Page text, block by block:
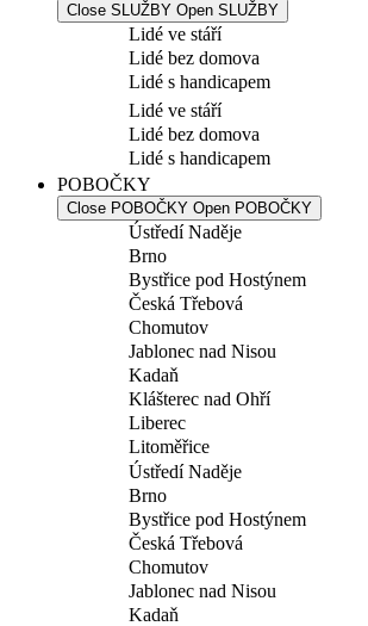
Close SLUŽBY Open SLUŽBY
Lidé ve stáří
Lidé bez domova
Lidé s handicapem
Lidé ve stáří
Lidé bez domova
Lidé s handicapem
POBOČKY
Close POBOČKY Open POBOČKY
Ústředí Naděje
Brno
Bystřice pod Hostýnem
Česká Třebová
Chomutov
Jablonec nad Nisou
Kadaň
Klášterec nad Ohří
Liberec
Litoměřice
Ústředí Naděje
Brno
Bystřice pod Hostýnem
Česká Třebová
Chomutov
Jablonec nad Nisou
Kadaň